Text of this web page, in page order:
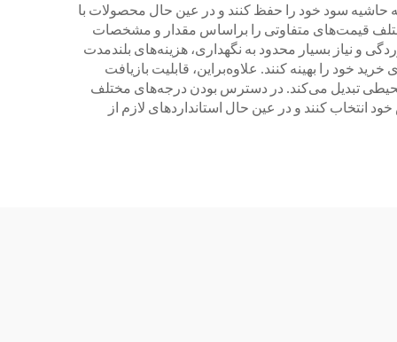
که حاشیه سود خود را حفظ کنند و در عین حال محصولات با
مختلف قیمت‌های متفاوتی را براساس مقدار و مشخصات
و نیاز بسیار محدود به نگهداری، هزینه‌های بلندمدت
را بهینه کنند. علاوه‌براین، قابلیت بازیافت
تبدیل می‌کند. در دسترس بودن درجه‌های مختلف
انتخاب کنند و در عین حال استانداردهای لازم از